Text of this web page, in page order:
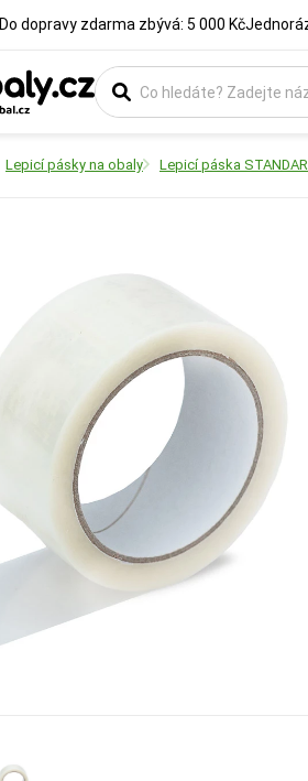
Do dopravy zdarma zbývá: 5 000 Kč
Lepicí pásky na obaly Lepicí páska